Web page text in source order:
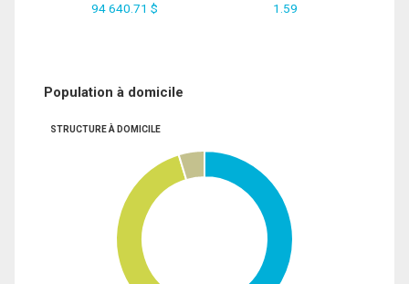
94 640.71 $ 1.59
Population à domicile
STRUCTURE À DOMICILE